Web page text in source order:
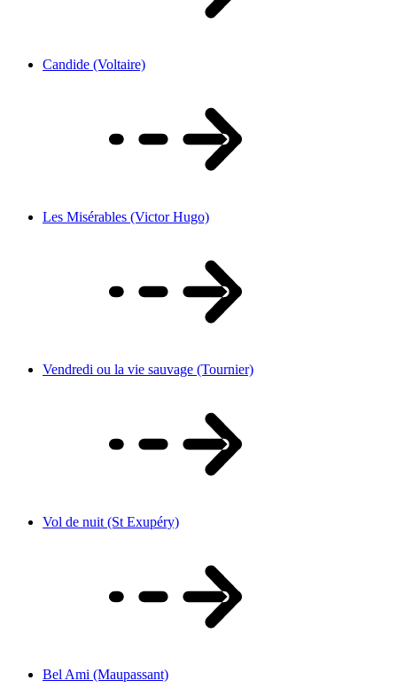
Candide (Voltaire)
Les Misérables (Victor Hugo)
Vendredi ou la vie sauvage (Tournier)
Vol de nuit (St Exupéry)
Bel Ami (Maupassant)